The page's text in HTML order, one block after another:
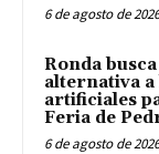
6 de agosto de 2026
Ronda
alternativa a
artificiales
Feria de
6 de agosto de 2026